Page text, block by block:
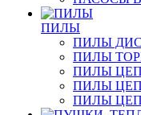
ПИЛЫ
ПИЛЫ
ПИЛЫ
ПИЛЫ
ПИЛЫ
ПИЛЫ